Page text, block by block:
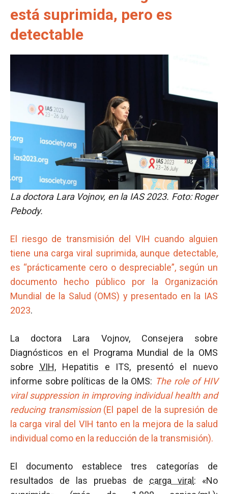
está suprimida, pero es
detectable
La doctora Lara Vojnov, en la IAS 2023. Foto: Roger
Pebody.
El riesgo de transmisión del VIH cuando alguien
tiene una carga viral suprimida, aunque detectable,
es “prácticamente cero o despreciable”, según un
documento hecho público por la Organización
Mundial de la Salud (OMS) y presentado en la IAS
2023.
La doctora Lara Vojnov, Consejera sobre
Diagnósticos en el Programa Mundial de la OMS
sobre VIH, Hepatitis e ITS, presentó el nuevo
informe sobre políticas de la OMS: The role of HIV
viral suppression in improving individual health and
reducing transmission(El papel de la supresión de
la carga viral del VIH tanto en la mejora de la salud
individual como en la reducción de la transmisión).
El documento establece tres categorías de
resultados de las pruebas de carga viral : «No